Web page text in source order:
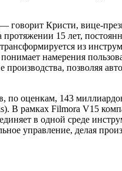
говорит Кристи, вице-
15 лет,
из
намерения
позволяя
по оценкам, 143
В рамках Filmora V15
в одной среде
управление, делая